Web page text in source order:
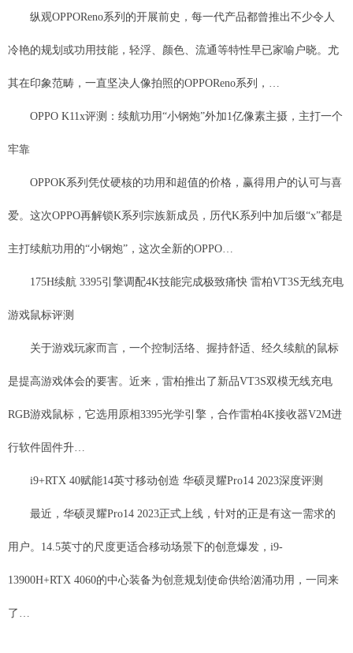
纵观OPPOReno系列的开展前史，每一代产品都曾推出不少令人
冷艳的规划或功用技能，轻浮、颜色、流通等特性早已家喻户晓。尤
其在印象范畴，一直坚决人像拍照的OPPOReno系列，…
OPPO K11x评测：续航功用“小钢炮”外加1亿像素主摄，主打一个
牢靠
OPPOK系列凭仗硬核的功用和超值的价格，赢得用户的认可与喜
爱。这次OPPO再解锁K系列宗族新成员，历代K系列中加后缀“x”都是
主打续航功用的“小钢炮”，这次全新的OPPO…
175H续航 3395引擎调配4K技能完成极致痛快 雷柏VT3S无线充电
游戏鼠标评测
关于游戏玩家而言，一个控制活络、握持舒适、经久续航的鼠标
是提高游戏体会的要害。近来，雷柏推出了新品VT3S双模无线充电
RGB游戏鼠标，它选用原相3395光学引擎，合作雷柏4K接收器V2M进
行软件固件升…
i9+RTX 40赋能14英寸移动创造 华硕灵耀Pro14 2023深度评测
最近，华硕灵耀Pro14 2023正式上线，针对的正是有这一需求的
用户。14.5英寸的尺度更适合移动场景下的创意爆发，i9-
13900H+RTX 4060的中心装备为创意规划使命供给汹涌功用，一同来
了…